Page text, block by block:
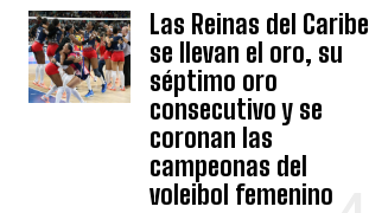
Las Reinas del Caribe
se llevan el oro, su
séptimo oro
consecutivo y se
coronan las
campeonas del
voleibol femenino